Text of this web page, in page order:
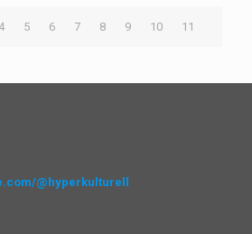
4 5 6 7 8 9 10 11
@hyperkulturell